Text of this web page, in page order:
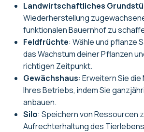
Landwirtschaftliches
Wiederherstellung
funktionalen Bauernhof zu
Feldfrüchte: Wähle und pflanze
das Wachstum deiner Pflanzen
richtigen Zeitpunkt.
Gewächshaus: Erweitern Sie
Ihres Betriebs, indem Sie
anbauen.
Silo: Speichern von Ressourcen
Aufrechterhaltung des